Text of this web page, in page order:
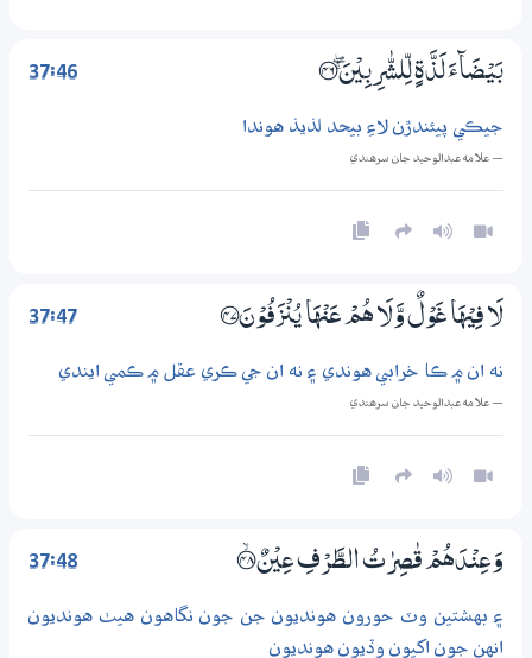
37:46 بَيْضَاۗءَ لَذَّةٍ لِّلشّٰرِبِيْنَ ښ ؀46
جيڪي پيئندڙن لاءِ بيحد لذيذ هوندا
— علامه عبدالوحيد جان سرھندي
37:47 لَا فِيْهَا غَوْلٌ وَّلَا هُمْ عَنْهَا يُنْزَفُوْنَ ؀47
نه ان ۾ ڪا خرابي هوندي ۽ نه ان جي ڪري عقل ۾ ڪمي ايندي
— علامه عبدالوحيد جان سرھندي
37:48 وَعِنْدَهُمْ قٰصِرٰتُ الطَّرْفِ عِيْنٌ ؀ۙ48
۽ بهشتين وٽ حورون هونديون جن جون نگاهون هيٺ هونديون
انهن جون اکيون وڏيون هونديون